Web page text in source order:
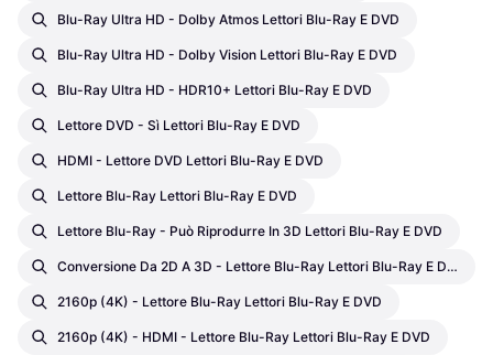
Blu-Ray Ultra HD - Dolby Atmos Lettori Blu-Ray E DVD
Blu-Ray Ultra HD - Dolby Vision Lettori Blu-Ray E DVD
Blu-Ray Ultra HD - HDR10+ Lettori Blu-Ray E DVD
Lettore DVD - Sì Lettori Blu-Ray E DVD
HDMI - Lettore DVD Lettori Blu-Ray E DVD
Lettore Blu-Ray Lettori Blu-Ray E DVD
Lettore Blu-Ray - Può Riprodurre In 3D Lettori Blu-Ray E DVD
Conversione Da 2D A 3D - Lettore Blu-Ray Lettori Blu-Ray E DVD
2160p (4K) - Lettore Blu-Ray Lettori Blu-Ray E DVD
2160p (4K) - HDMI - Lettore Blu-Ray Lettori Blu-Ray E DVD